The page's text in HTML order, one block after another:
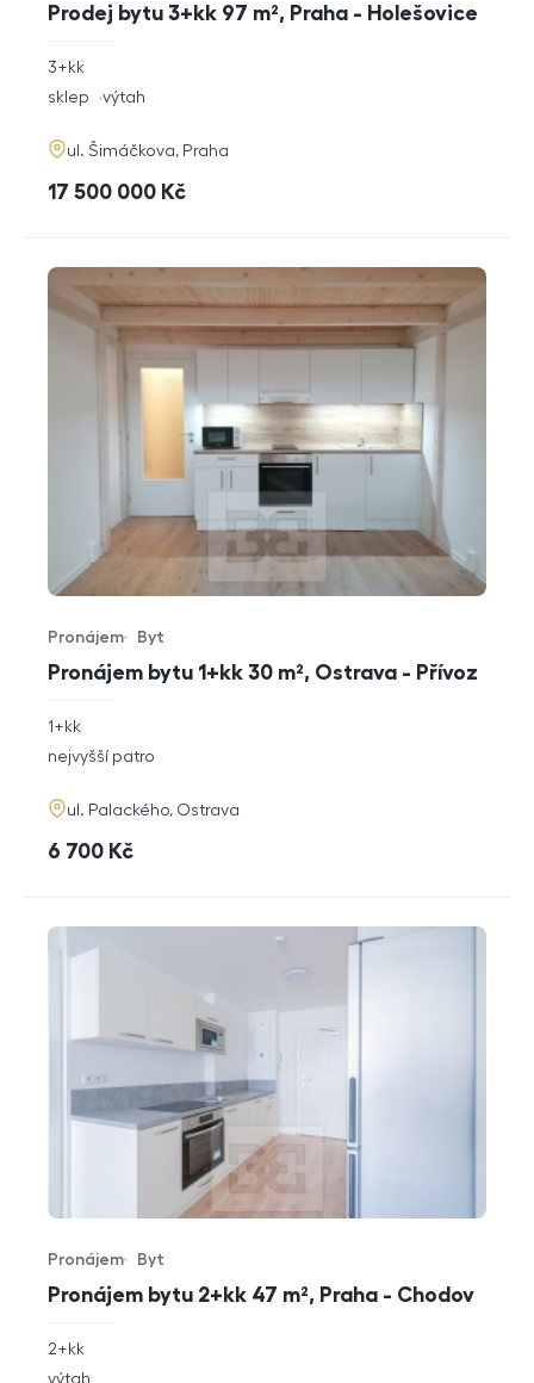
Prodej bytu 3+kk 97 m², Praha - Holešovice
rozměry
dispozice
3+kk
funkce
sklep výtah
adresa
ul. Šimáčkova, Praha
cena
17 500 000 Kč
Pronájem bytu 1+kk 30 m², Ostrava - Přívoz
Typ nabídky
Pronájem
Typ nemovitosti
Byt
rozměry
dispozice
1+kk
funkce
nejvyšší patro
adresa
ul. Palackého, Ostrava
cena
6 700 Kč
Pronájem bytu 2+kk 47 m², Praha - Chodov
Typ nabídky
Pronájem
Typ nemovitosti
Byt
rozměry
2+kk
funkce
výtah